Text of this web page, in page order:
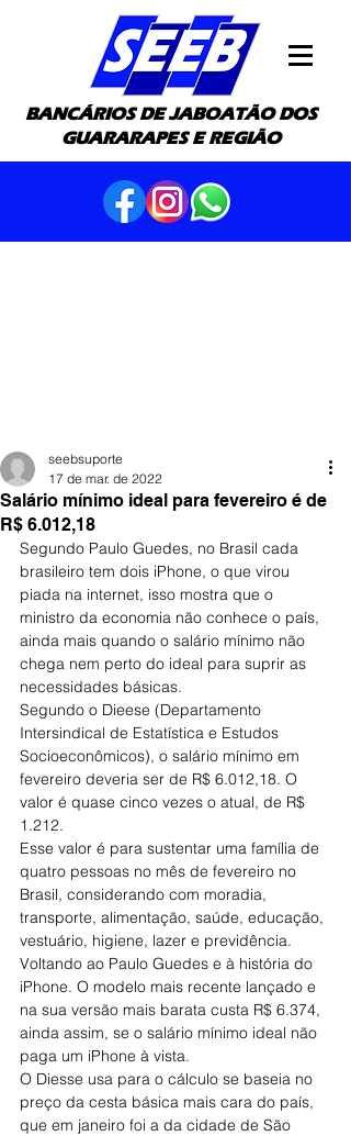
BANCÁRIOS DE JABOATÃO DOS
GUARARAPES E REGIÃO
Salário mínimo ideal para fevereiro é de
R$ 6.012,18
seebsuporte
17 de mar. de 2022
Segundo Paulo Guedes, no Brasil cada
brasileiro tem dois iPhone, o que virou
piada na internet, isso mostra que o
ministro da economia não conhece o país,
ainda mais quando o salário mínimo não
chega nem perto do ideal para suprir as
necessidades básicas.
Segundo o Dieese (Departamento
Intersindical de Estatística e Estudos
Socioeconômicos), o salário mínimo em
fevereiro deveria ser de R$ 6.012,18. O
valor é quase cinco vezes o atual, de R$
1.212.
Esse valor é para sustentar uma família de
quatro pessoas no mês de fevereiro no
Brasil, considerando com moradia,
transporte, alimentação, saúde, educação,
vestuário, higiene, lazer e previdência.
Voltando ao Paulo Guedes e à história do
iPhone. O modelo mais recente lançado e
na sua versão mais barata custa R$ 6.374,
ainda assim, se o salário mínimo ideal não
paga um iPhone à vista.
O Diesse usa para o cálculo se baseia no
preço da cesta básica mais cara do país,
que em janeiro foi a da cidade de São